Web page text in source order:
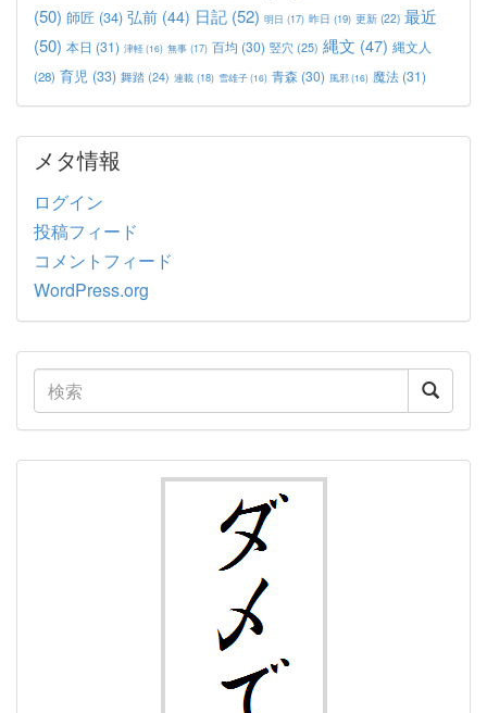
(50) 師匠 (34) 弘前 (44) 日記 (52) 明日 (17) 昨日 (19) 更新 (22) 最近
(50) 本日 (31) 津軽(16) 無事 (17) 百均 (30) 竪穴 (25) 縄文 (47) 縄文人
(28) 育児 (33) 舞踏 (24) 連載 (18) 雪雄子(16) 青森 (30) 風邪(16) 魔法 (31)
メタ情報
ログイン
投稿フィード
コメントフィード
WordPress.org